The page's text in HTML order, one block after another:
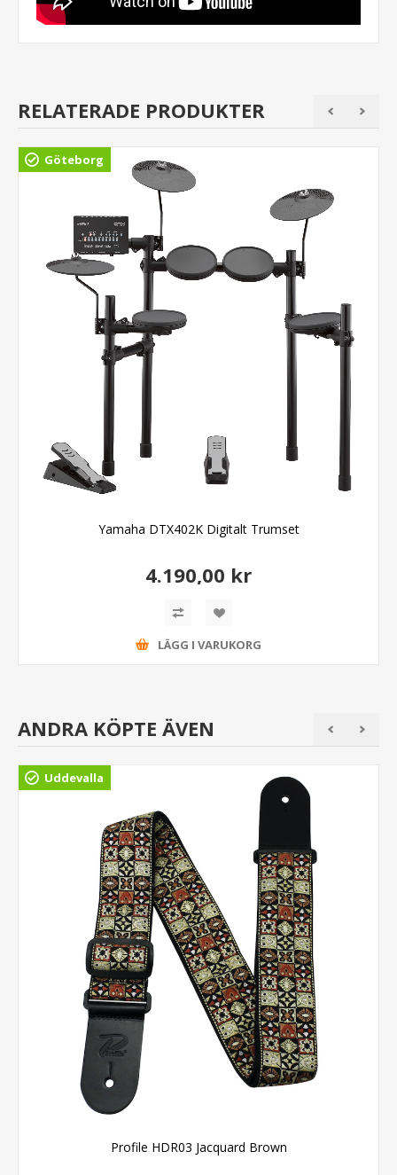
RELATERADE PRODUKTER
Göteborg
Yamaha DTX402K Digitalt Trumset
4.190,00 kr
LÄGG I VARUKORG
ANDRA KÖPTE ÄVEN
Uddevalla
Profile HDR03 Jacquard Brown